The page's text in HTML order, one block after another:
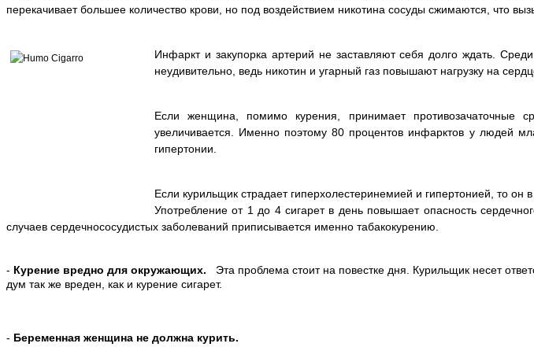
перекачивает большее количество крови, но под воздействием никотина сосуды сжимаются, что
Инфаркт и закупорка артерий не заставляют себя долго ждать.
неудивительно, ведь никотин и угарный газ повышают нагрузку на
Если женщина, помимо курения, принимает противозачаточные
увеличивается. Именно поэтому 80 процентов инфарктов у людей
гипертонии.
Если курильщик страдает гиперхолестеринемией и гипертонией, то
Употребление от 1 до 4 сигарет в день повышает опасность
случаев сердечнососудистых заболеваний приписывается именно табакокурению.
- Курение вредно для окружающих.
Эта проблема стоит на повестке дня. Курильщик несет
дум так же вреден, как и курение сигарет.
- Беременная женщина не должна курить.